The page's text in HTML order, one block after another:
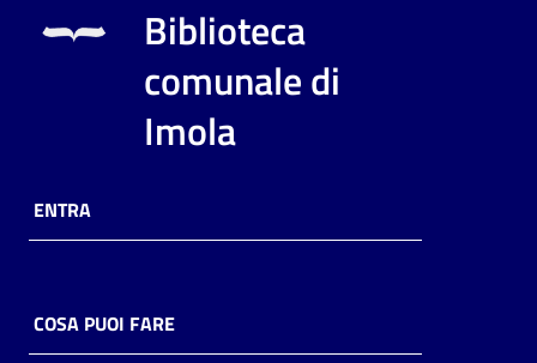
Risorse
online
Biblioteca
comunale di
Imola
ENTRA
COSA PUOI FARE